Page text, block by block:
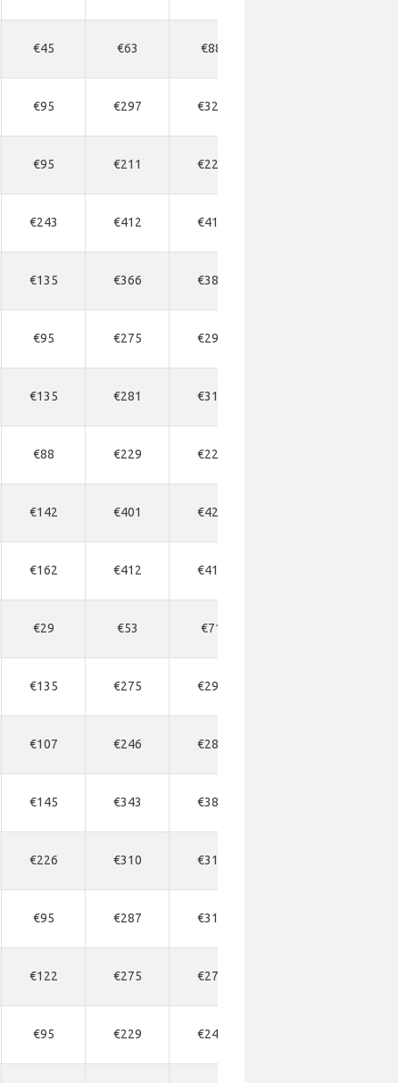
€45 €63 €88
€95 €297 €320
€95 €211 €229
€243 €412 €412
€135 €366 €389
€95 €275 €297
€135 €281 €316
€88 €229 €229
€142 €401 €424
€162 €412 €412
€29 €53 €71
€135 €275 €297
€107 €246 €281
€145 €343 €389
€226 €310 €310
€95 €287 €310
€122 €275 €275
€95 €229 €246